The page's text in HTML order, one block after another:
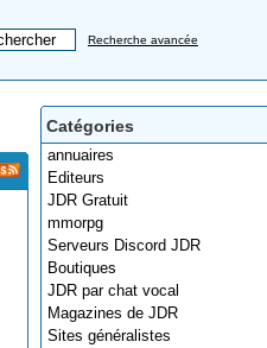
Recherche avancée
Catégories
annuaires
Editeurs
JDR Gratuit
mmorpg
Serveurs Discord JDR
Boutiques
JDR par chat vocal
Magazines de JDR
Sites généralistes